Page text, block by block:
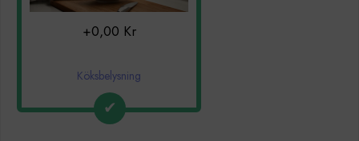
Köksbelysning
+0,00 Kr